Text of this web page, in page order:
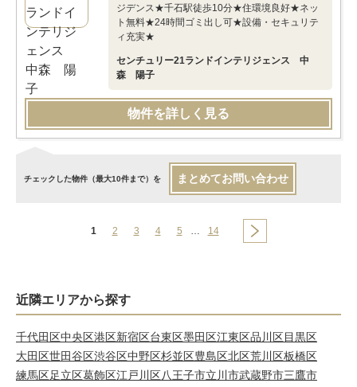
ジデンス★千石駅徒歩10分★住環境良好★ネッ
ト無料★24時間ゴミ出し可★設備・セキュリテ
ィ充実★
センチュリー21ランドインテリジェンス 中
森 陽子
物件を詳しく見る
チェックした物件（最大10件まで）を まとめてお問い合わせ
1 2 3 4 5 … 14
近隣エリアから探す
千代田区中央区港区新宿区台東区墨田区江東区品川区目黒区
大田区世田谷区渋谷区中野区杉並区豊島区北区荒川区板橋区
練馬区足立区葛飾区江戸川区八王子市立川市武蔵野市三鷹市